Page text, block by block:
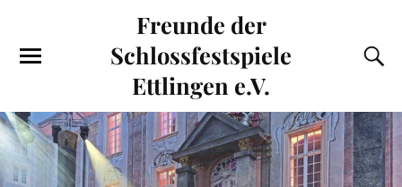
Freunde der
Schlossfestspiele
Ettlingen e.V.